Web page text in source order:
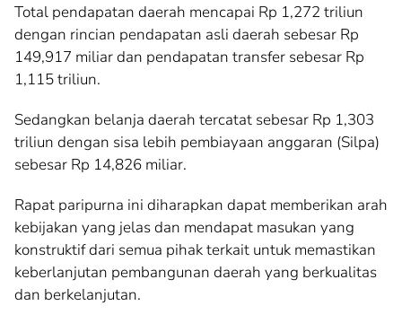
Total pendapatan daerah mencapai Rp 1,272 triliun
dengan rincian pendapatan asli daerah sebesar Rp
149,917 miliar dan pendapatan transfer sebesar Rp
1,115 triliun.
Sedangkan belanja daerah tercatat sebesar Rp 1,303
triliun dengan sisa lebih pembiayaan anggaran (Silpa)
sebesar Rp 14,826 miliar.
Rapat paripurna ini diharapkan dapat memberikan arah
kebijakan yang jelas dan mendapat masukan yang
konstruktif dari semua pihak terkait untuk memastikan
keberlanjutan pembangunan daerah yang berkualitas
dan berkelanjutan.